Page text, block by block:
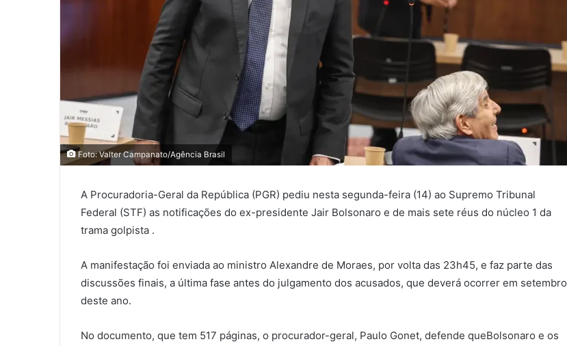
Foto: Valter Campanato/Agência Brasil
A Procuradoria-Geral da República (PGR) pediu nesta segunda-feira (14) ao Supremo Tribunal
Federal (STF) as notificações do ex-presidente Jair Bolsonaro e de mais sete réus do núcleo 1 da
trama golpista .
A manifestação foi enviada ao ministro Alexandre de Moraes, por volta das 23h45, e faz parte das
discussões finais, a última fase antes do julgamento dos acusados, que deverá ocorrer em setembro
deste ano.
No documento, que tem 517 páginas, o procurador-geral, Paulo Gonet, defende queBolsonaro e os